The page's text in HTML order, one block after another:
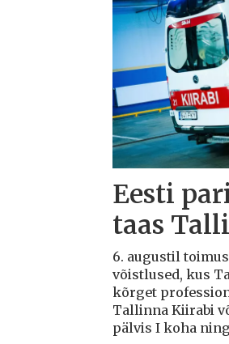
Eesti
taas
6. augustil
võistlused, kus
kõrget
Tallinna Kiirabi
pälvis I koha